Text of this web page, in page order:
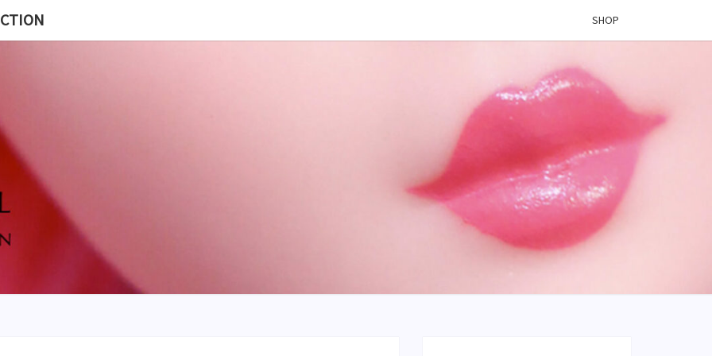
SHOP
MISS VINYL
BLOG –
POUPÉES DE